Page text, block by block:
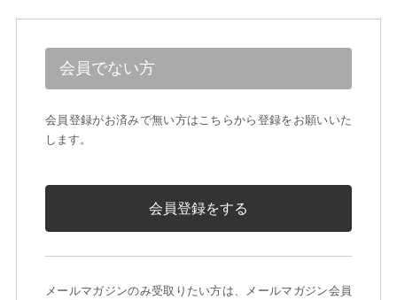
会員でない方
会員登録がお済みで無い方はこちらから登録をお願いいた
します。
会員登録をする
メールマガジンのみ受取りたい方は、メールマガジン会員